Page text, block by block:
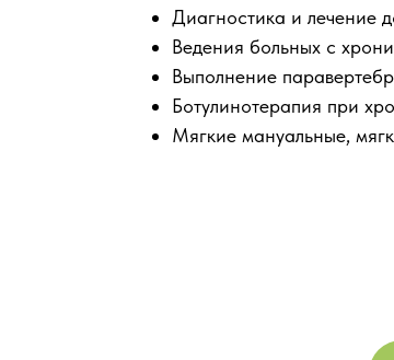
Диагностика и лечение
Ведения больных с
Выполнение
Ботулинотерапия при
Мягкие мануальные,